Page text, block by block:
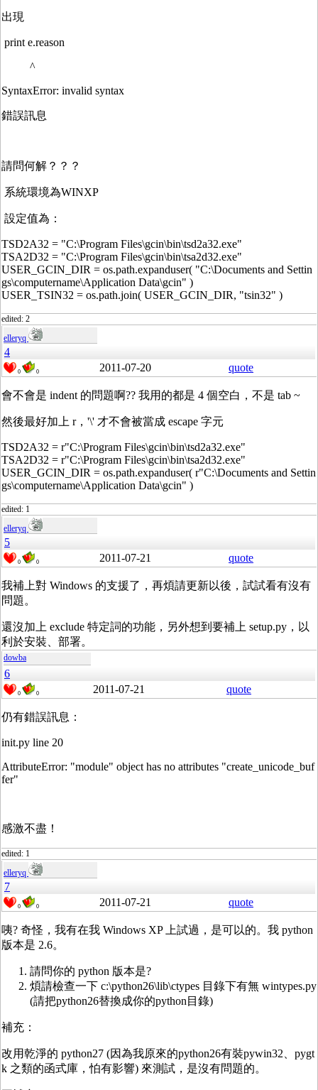
出現
print e.reason
^
SyntaxError: invalid syntax
錯誤訊息
請問何解？？？
系統環境為WINXP
設定值為：
TSD2A32 = "C:\Program Files\gcin\bin\tsd2a32.exe"
TSA2D32 = "C:\Program Files\gcin\bin\tsa2d32.exe"
USER_GCIN_DIR = os.path.expanduser( "C:\Documents and Settin
gs\computername\Application Data\gcin" )
USER_TSIN32 = os.path.join( USER_GCIN_DIR, "tsin32" )
edited: 2
elleryq
4
0 0 2011-07-20 quote
會不會是 indent 的問題啊?? 我用的都是 4 個空白，不是 tab ~
然後最好加上 r，'\' 才不會被當成 escape 字元
TSD2A32 = r"C:\Program Files\gcin\bin\tsd2a32.exe"
TSA2D32 = r"C:\Program Files\gcin\bin\tsa2d32.exe"
USER_GCIN_DIR = os.path.expanduser( r"C:\Documents and Settin
gs\computername\Application Data\gcin" )
edited: 1
elleryq
5
0 0 2011-07-21 quote
我補上對 Windows 的支援了，再煩請更新以後，試試看有沒有
問題。
還沒加上 exclude 特定詞的功能，另外想到要補上 setup.py，以
利於安裝、部署。
dowba
6
0 0 2011-07-21 quote
仍有錯誤訊息：
init.py line 20
AttributeError: "module" object has no attributes "create_unicode_buf
fer"
感激不盡！
edited: 1
elleryq
7
0 0 2011-07-21 quote
咦? 奇怪，我有在我 Windows XP 上試過，是可以的。我 python
版本是 2.6。
請問你的 python 版本是?
煩請檢查一下 c:\python26\lib\ctypes 目錄下有無 wintypes.py
(請把python26替換成你的python目錄)
補充：
改用乾淨的 python27 (因為我原來的python26有裝pywin32、pygt
k 之類的函式庫，怕有影響) 來測試，是沒有問題的。